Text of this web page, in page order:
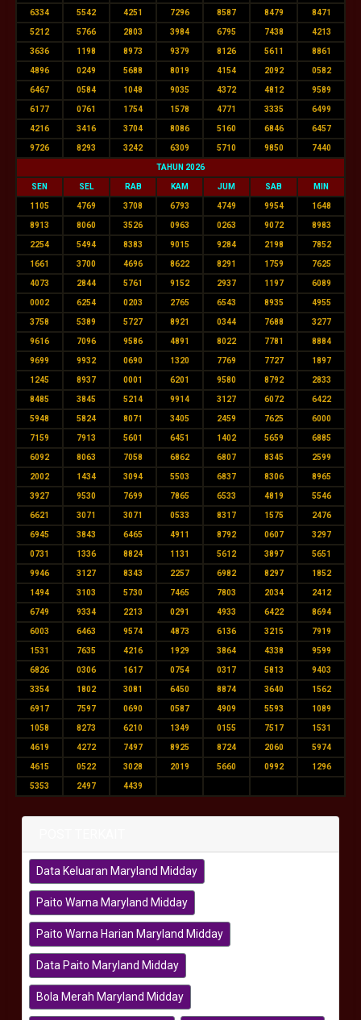
6334 5542 4251 7296 8587 8479 8471
5212 5766 2803 3984 6795 7438 4213
3636 1198 8973 9379 8126 5611 8861
4896 0249 5688 8019 4154 2092 0582
6467 0584 1048 9035 4372 4812 9589
6177 0761 1754 1578 4771 3335 6499
4216 3416 3704 8086 5160 6846 6457
9726 8293 3242 6309 5710 9850 7440
TAHUN 2026
SEN SEL RAB KAM JUM SAB MIN
1105 4769 3708 6793 4749 9954 1648
8913 8060 3526 0963 0263 9072 8983
2254 5494 8383 9015 9284 2198 7852
1661 3700 4696 8622 8291 1759 7625
4073 2844 5761 9152 2937 1197 6089
0002 6254 0203 2765 6543 8935 4955
3758 5389 5727 8921 0344 7688 3277
9616 7096 9586 4891 8022 7781 8884
9699 9932 0690 1320 7769 7727 1897
1245 8937 0001 6201 9580 8792 2833
8485 3845 5214 9914 3127 6072 6422
5948 5824 8071 3405 2459 7625 6000
7159 7913 5601 6451 1402 5659 6885
6092 8063 7058 6862 6807 8345 2599
2002 1434 3094 5503 6837 8306 8965
3927 9530 7699 7865 6533 4819 5546
6621 3071 3071 0533 8317 1575 2476
6945 3843 6465 4911 8792 0607 3297
0731 1336 8824 1131 5612 3897 5651
9946 3127 8343 2257 6982 8297 1852
1494 3103 5730 7465 7803 2034 2412
6749 9334 2213 0291 4933 6422 8694
6003 6463 9574 4873 6136 3215 7919
1531 7635 4216 1929 3864 4338 9599
6826 0306 1617 0754 0317 5813 9403
3354 1802 3081 6450 8874 3640 1562
6917 7597 0690 0587 4909 5593 1089
1058 8273 6210 1349 0155 7517 1531
4619 4272 7497 8925 8724 2060 5974
4615 0522 3028 2019 5660 0992 1296
5353 2497 4439
Data Keluaran Maryland Midday
Paito Warna Maryland Midday
Paito Warna Harian Maryland Midday
Data Paito Maryland Midday
Bola Merah Maryland Midday